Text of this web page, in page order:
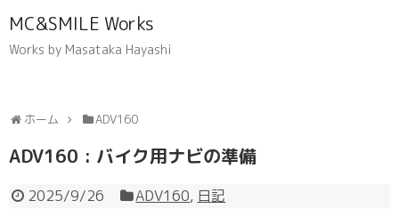
MC&SMILE Works
Works by Masataka Hayashi
ホーム ADV160
ADV160 : バイク用ナビの準備
2025/9/26 ADV160, 日記